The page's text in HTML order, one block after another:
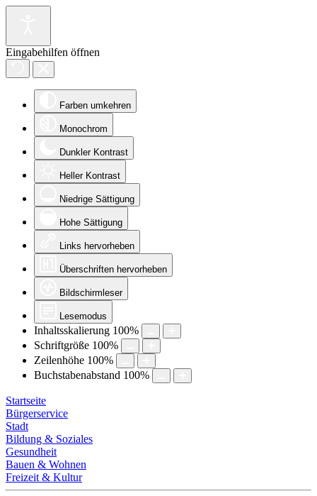
Eingabehilfen öffnen
Farben umkehren
Monochrom
Dunkler Kontrast
Heller Kontrast
Niedrige Sättigung
Hohe Sättigung
Links hervorheben
Überschriften hervorheben
Bildschirmleser
Lesemodus
Inhaltsskalierung 100%
Schriftgröße 100%
Zeilenhöhe 100%
Buchstabenabstand 100%
Startseite
Bürgerservice
Stadt
Bildung & Soziales
Gesundheit
Bauen & Wohnen
Freizeit & Kultur